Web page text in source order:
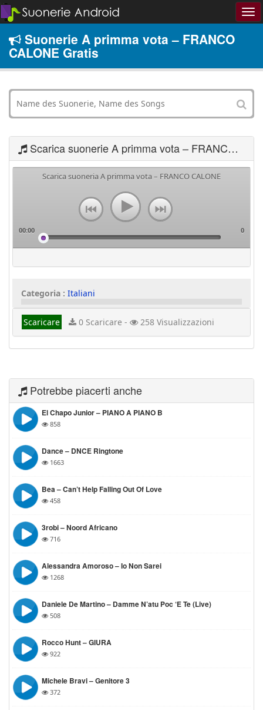
Suonerie A primma vota – FRANCO
CALONE Gratis
Scarica suonerie A primma vota – FRANCO CALONE
Scarica suoneria A primma vota – FRANCO CALONE
00:00 0
Categoria : Italiani
Scaricare 0 Scaricare - 258 Visualizzazioni
Potrebbe piacerti anche
El Chapo Junior – PIANO A PIANO B
858
Dance – DNCE Ringtone
1663
Bea – Can’t Help Falling Out Of Love
458
3robi – Noord Africano
716
Alessandra Amoroso – Io Non Sarei
1268
Daniele De Martino – Damme N’atu Poc ‘e Te (Live)
508
Rocco Hunt – GIURA
922
Michele Bravi – Genitore 3
372